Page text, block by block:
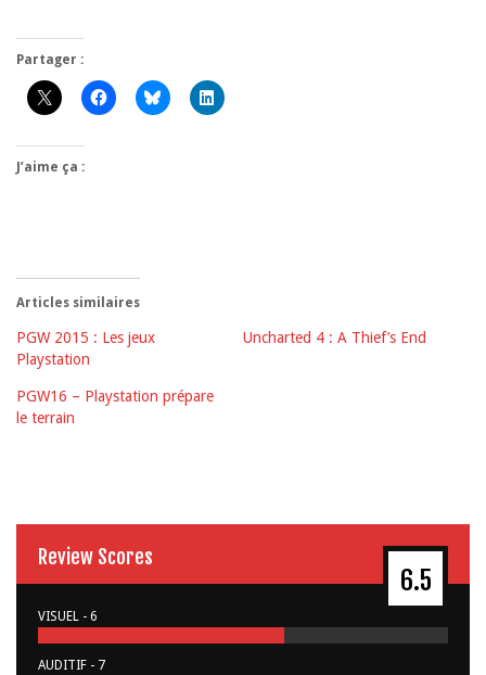
Partager :
J’aime ça :
Articles similaires
PGW 2015 : Les jeux
Playstation
Uncharted 4 : A Thief’s End
PGW16 – Playstation prépare
le terrain
Review Scores
6.5
VISUEL - 6
AUDITIF - 7